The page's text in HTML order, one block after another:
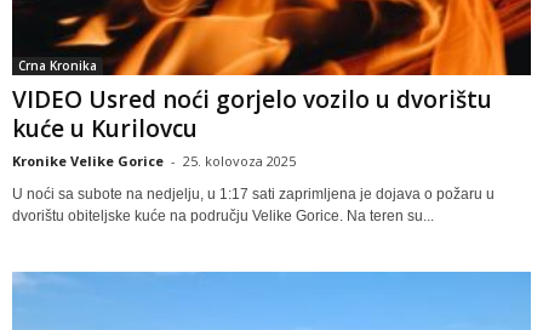
Crna Kronika
VIDEO Usred noći gorjelo vozilo u dvorištu
kuće u Kurilovcu
Kronike Velike Gorice - 25. kolovoza 2025
U noći sa subote na nedjelju, u 1:17 sati zaprimljena je dojava o požaru u
dvorištu obiteljske kuće na području Velike Gorice. Na teren su...